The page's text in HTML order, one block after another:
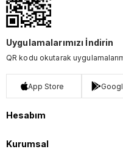
Uygulamalarımızı İndirin
QR kodu okutarak
App Store
Hesabım
Kurumsal